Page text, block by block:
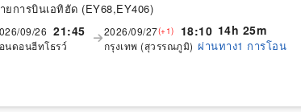
ยการบินเอทิฮัด (EY68,EY406)
09/26 21:45
นดอนฮีทโธรว์
2026/09/27(+1) 18:10
กรุงเทพ (สุวรรณภูมิ)
14h 25m
ผ่านทาง1 การโอน